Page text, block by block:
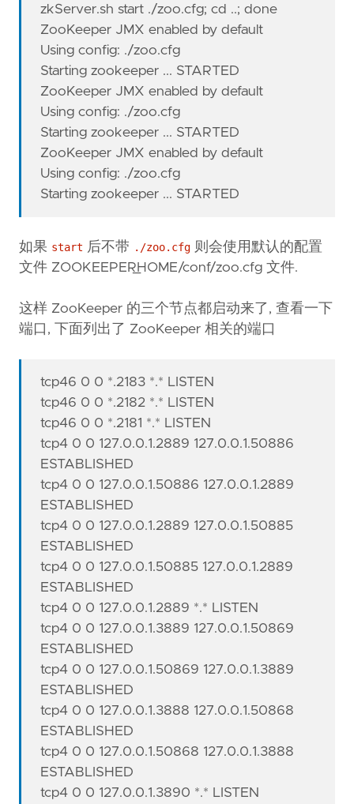
zkServer.sh start ./zoo.cfg; cd ..; done
ZooKeeper JMX enabled by default
Using config: ./zoo.cfg
Starting zookeeper ... STARTED
ZooKeeper JMX enabled by default
Using config: ./zoo.cfg
Starting zookeeper ... STARTED
ZooKeeper JMX enabled by default
Using config: ./zoo.cfg
Starting zookeeper ... STARTED
如果 start 后不带 ./zoo.cfg 则会使用默认的配置
文件 ZOOKEEPER_HOME/conf/zoo.cfg 文件.
这样 ZooKeeper 的三个节点都启动来了, 查看一下
端口, 下面列出了 ZooKeeper 相关的端口
tcp46 0 0 *.2183 *.* LISTEN
tcp46 0 0 *.2182 *.* LISTEN
tcp46 0 0 *.2181 *.* LISTEN
tcp4 0 0 127.0.0.1.2889 127.0.0.1.50886
ESTABLISHED
tcp4 0 0 127.0.0.1.50886 127.0.0.1.2889
ESTABLISHED
tcp4 0 0 127.0.0.1.2889 127.0.0.1.50885
ESTABLISHED
tcp4 0 0 127.0.0.1.50885 127.0.0.1.2889
ESTABLISHED
tcp4 0 0 127.0.0.1.2889 *.* LISTEN
tcp4 0 0 127.0.0.1.3889 127.0.0.1.50869
ESTABLISHED
tcp4 0 0 127.0.0.1.50869 127.0.0.1.3889
ESTABLISHED
tcp4 0 0 127.0.0.1.3888 127.0.0.1.50868
ESTABLISHED
tcp4 0 0 127.0.0.1.50868 127.0.0.1.3888
ESTABLISHED
tcp4 0 0 127.0.0.1.3890 *.* LISTEN